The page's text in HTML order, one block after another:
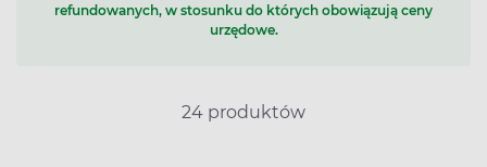
refundowanych, w stosunku do których obowiązują ceny
urzędowe.
24 produktów